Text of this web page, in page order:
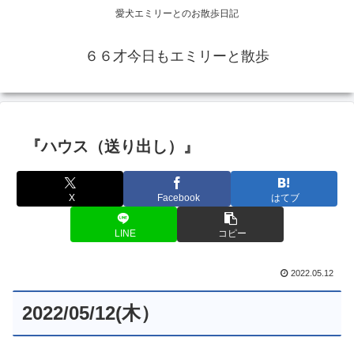
愛犬エミリーとのお散歩日記
６６才今日もエミリーと散歩
『ハウス（送り出し）』
X Facebook はてブ
LINE コピー
2022.05.12
2022/05/12(木）